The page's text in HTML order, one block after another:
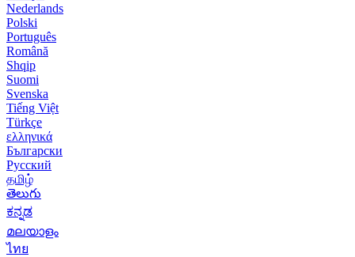
Nederlands
Polski
Português
Română
Shqip
Suomi
Svenska
Tiếng Việt
Türkçe
ελληνικά
Български
Русский
தமிழ்
తెలుగు
ಕನ್ನಡ
മലയാളം
ไทย